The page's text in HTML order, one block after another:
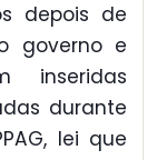
depois de
governo e
inseridas
durante
lei que